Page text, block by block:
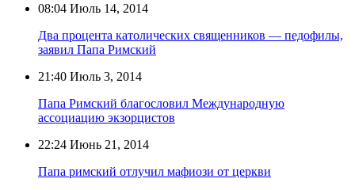
08:04 Июль 14, 2014
Два процента католических священников — педофилы,
заявил Папа Римский
21:40 Июль 3, 2014
Папа Римский благословил Международную
ассоциацию экзорцистов
22:24 Июнь 21, 2014
Папа римский отлучил мафиози от церкви